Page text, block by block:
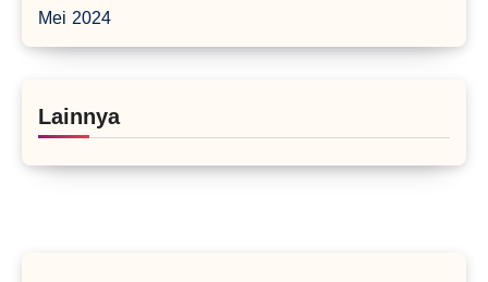
Mei 2024
Lainnya